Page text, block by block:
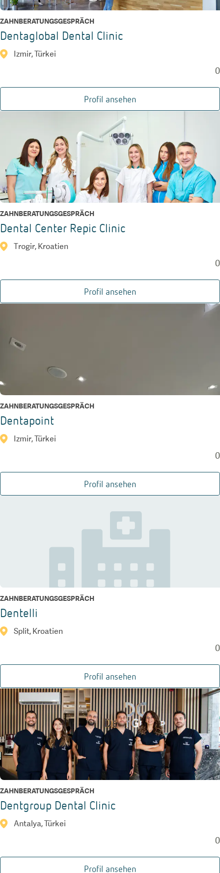
ZAHNBERATUNGSGESPRÄCH
Dentaglobal Dental Clinic
Izmir, Türkei
0
Profil ansehen
ZAHNBERATUNGSGESPRÄCH
Dental Center Repic Clinic
Trogir, Kroatien
0
Profil ansehen
ZAHNBERATUNGSGESPRÄCH
Dentapoint
Izmir, Türkei
0
Profil ansehen
ZAHNBERATUNGSGESPRÄCH
Dentelli
Split, Kroatien
0
Profil ansehen
ZAHNBERATUNGSGESPRÄCH
Dentgroup Dental Clinic
Antalya, Türkei
0
Profil ansehen